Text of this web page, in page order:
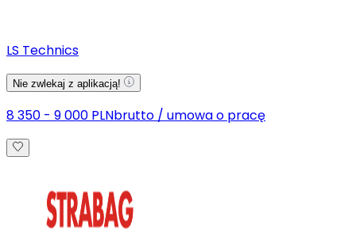
LS Technics
Nie zwlekaj z aplikacją!
8 350 - 9 000 PLNbrutto / umowa o pracę